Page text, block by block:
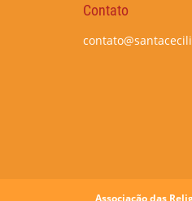
Contato
Associação das